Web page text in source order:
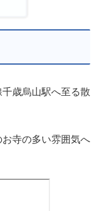
歳烏山駅へ至る散
寺の多い雰囲気へ